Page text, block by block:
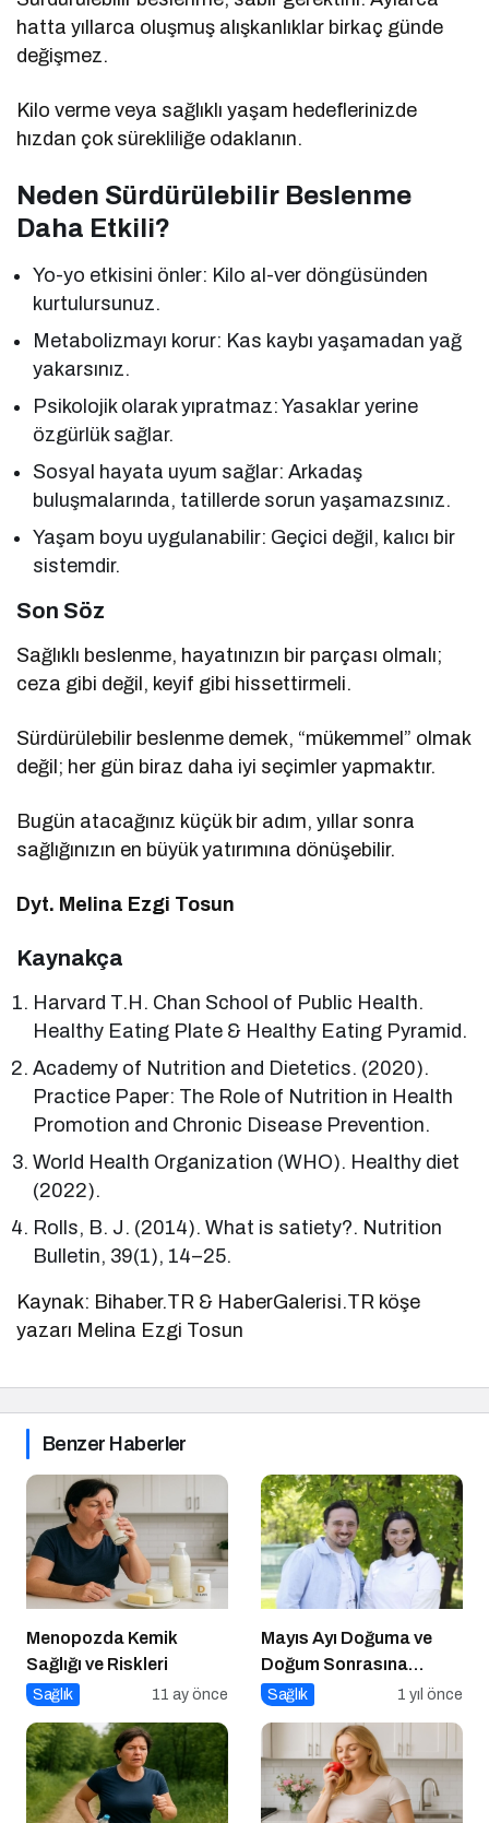
hatta yıllarca oluşmuş alışkanlıklar birkaç günde
değişmez.
Kilo verme veya sağlıklı yaşam hedeflerinizde
hızdan çok sürekliliğe odaklanın.
Neden Sürdürülebilir Beslenme
Daha Etkili?
Yo-yo etkisini önler: Kilo al-ver döngüsünden
kurtulursunuz.
Metabolizmayı korur: Kas kaybı yaşamadan yağ
yakarsınız.
Psikolojik olarak yıpratmaz: Yasaklar yerine
özgürlük sağlar.
Sosyal hayata uyum sağlar: Arkadaş
buluşmalarında, tatillerde sorun yaşamazsınız.
Yaşam boyu uygulanabilir: Geçici değil, kalıcı bir
sistemdir.
Son Söz
Sağlıklı beslenme, hayatınızın bir parçası olmalı;
ceza gibi değil, keyif gibi hissettirmeli.
Sürdürülebilir beslenme demek, “mükemmel” olmak
değil; her gün biraz daha iyi seçimler yapmaktır.
Bugün atacağınız küçük bir adım, yıllar sonra
sağlığınızın en büyük yatırımına dönüşebilir.
Dyt. Melina Ezgi Tosun
Kaynakça
Harvard T.H. Chan School of Public Health.
Healthy Eating Plate & Healthy Eating Pyramid.
Academy of Nutrition and Dietetics. (2020).
Practice Paper: The Role of Nutrition in Health
Promotion and Chronic Disease Prevention.
World Health Organization (WHO). Healthy diet
(2022).
Rolls, B. J. (2014). What is satiety?. Nutrition
Bulletin, 39(1), 14–25.
Kaynak: Bihaber.TR & HaberGalerisi.TR köşe
yazarı Melina Ezgi Tosun
Benzer Haberler
Menopozda Kemik
Sağlığı ve Riskleri
Sağlık 11 ay önce
Mayıs Ayı Doğuma ve
Doğum Sonrasına
Hazırlık Atölyesi
Sağlık 1 yıl önce